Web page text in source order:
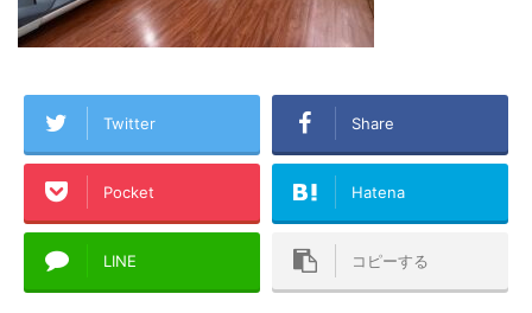
Twitter Share
Pocket Hatena
LINE コピーする